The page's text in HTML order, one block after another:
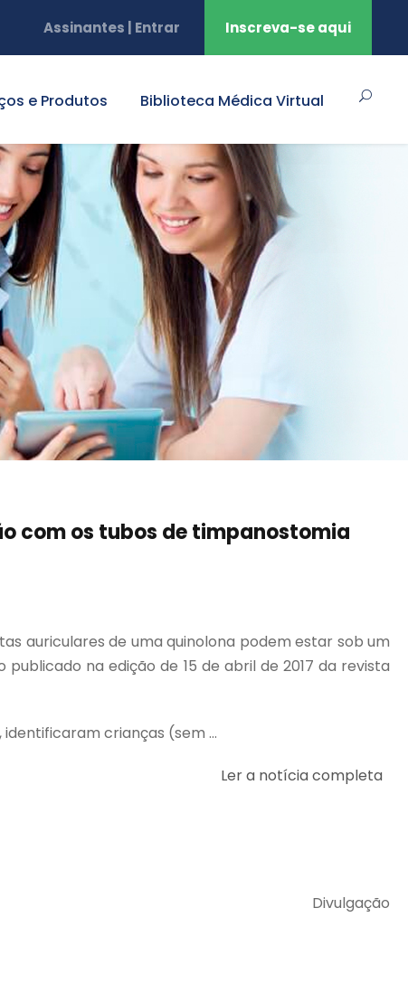
Assinantes | Entrar Inscreva-se aqui
e Produtos Biblioteca Médica Virtual
com os tubos de timpanostomia
auriculares de uma quinolona podem estar sob um
na edição de 15 de abril de 2017 da revista
identificaram crianças (sem ...
Ler a notícia completa
Divulgação